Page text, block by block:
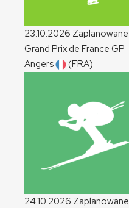
23.10.2026 Zaplanowane
Grand Prix de France GP
Angers
(FRA)
24.10.2026 Zaplanowane